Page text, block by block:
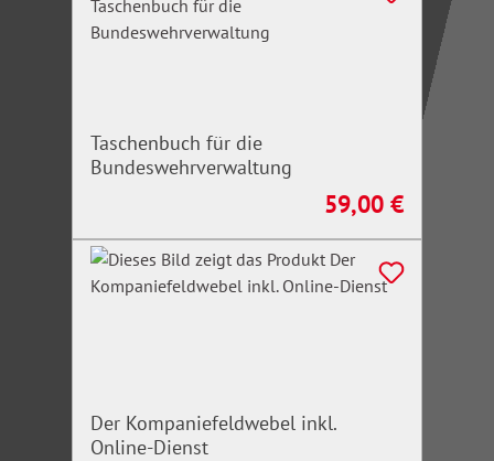
Taschenbuch für die
Bundeswehrverwaltung
Regulärer Preis:
59,00 €
Der Kompaniefeldwebel inkl.
Online-Dienst